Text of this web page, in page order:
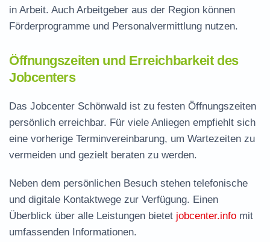
in Arbeit. Auch Arbeitgeber aus der Region können
Förderprogramme und Personalvermittlung nutzen.
Öffnungszeiten und Erreichbarkeit des
Jobcenters
Das Jobcenter Schönwald ist zu festen Öffnungszeiten
persönlich erreichbar. Für viele Anliegen empfiehlt sich
eine vorherige Terminvereinbarung, um Wartezeiten zu
vermeiden und gezielt beraten zu werden.
Neben dem persönlichen Besuch stehen telefonische
und digitale Kontaktwege zur Verfügung. Einen
Überblick über alle Leistungen bietet jobcenter.info mit
umfassenden Informationen.